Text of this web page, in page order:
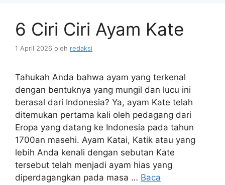
6 Ciri Ciri Ayam Kate
1 April 2026 oleh redaksi
Tahukah Anda bahwa ayam yang terkenal
dengan bentuknya yang mungil dan lucu ini
berasal dari Indonesia? Ya, ayam Kate telah
ditemukan pertama kali oleh pedagang dari
Eropa yang datang ke Indonesia pada tahun
1700an masehi. Ayam Katai, Katik atau yang
lebih Anda kenali dengan sebutan Kate
tersebut telah menjadi ayam hias yang
diperdagangkan pada masa … Baca